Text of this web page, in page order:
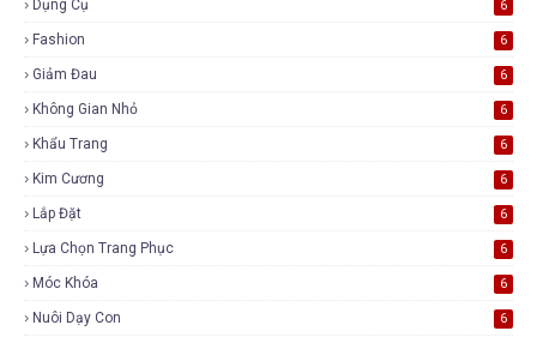
Dụng Cụ 6
Fashion 6
Giảm Đau 6
Không Gian Nhỏ 6
Khẩu Trang 6
Kim Cương 6
Lắp Đặt 6
Lựa Chọn Trang Phục 6
Móc Khóa 6
Nuôi Dạy Con 6